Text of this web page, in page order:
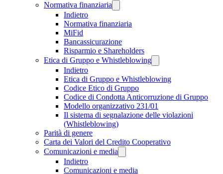
Normativa finanziaria
Indietro
Normativa finanziaria
MiFid
Bancassicurazione
Risparmio e Shareholders
Etica di Gruppo e Whistleblowing
Indietro
Etica di Gruppo e Whistleblowing
Codice Etico di Gruppo
Codice di Condotta Anticorruzione di Gruppo
Modello organizzativo 231/01
Il sistema di segnalazione delle violazioni
(Whistleblowing)
Parità di genere
Carta dei Valori del Credito Cooperativo
Comunicazioni e media
Indietro
Comunicazioni e media